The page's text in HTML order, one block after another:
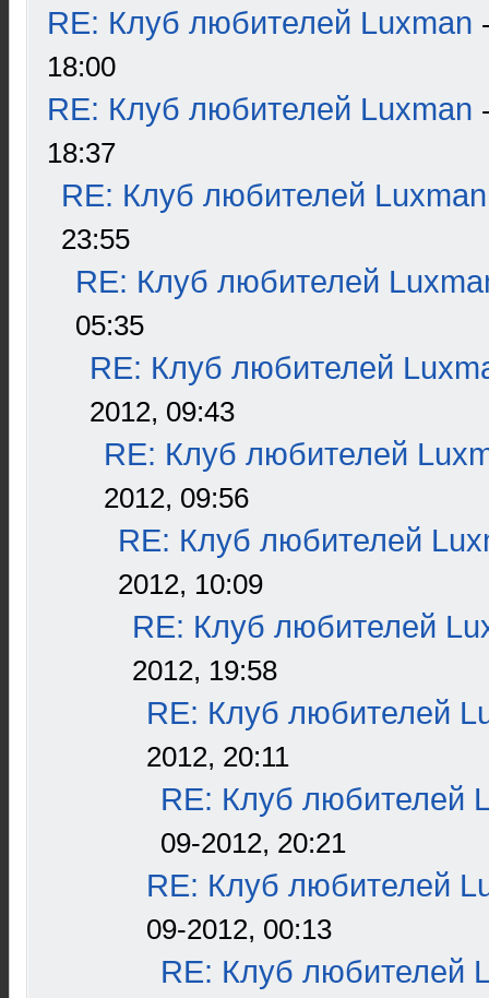
RE: Клуб любителей Luxman
18:00
RE: Клуб любителей Luxman
18:37
RE: Клуб любителей Luxman
23:55
RE: Клуб любителей
05:35
RE: Клуб любителей
2012, 09:43
RE: Клуб любителей
2012, 09:56
RE: Клуб любителей
2012, 10:09
RE: Клуб любителей
2012, 19:58
RE: Клуб любителей
2012, 20:11
RE: Клуб любителей
09-2012, 20:21
RE: Клуб любителей
09-2012, 00:13
RE: Клуб любителей